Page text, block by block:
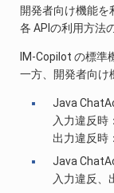
開発者向け機能を
各 APIの利用方法
IM-Copilot の標
一方、開発者向け
Java
入力違反時
出力違反時
Java
入力違反、